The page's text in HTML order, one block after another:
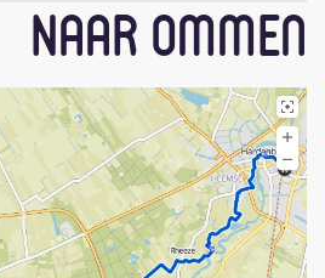
Naar Ommen